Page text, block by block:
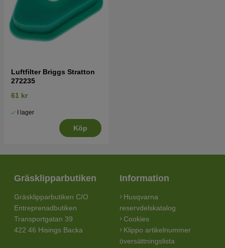
Luftfilter Briggs Stratton
272235
61 kr
I lager
Köp
Gräsklipparbutiken
Gräsklipparbutiken C/O
Entreprenadbutiken
Transportgatan 39
422 46 Hisings Backa
Information
Husqvarna
reservdelskatalog
Cookies
Klippo artikelnummer
översättningslista